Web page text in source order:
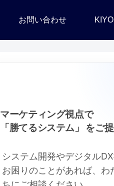
お問い合わせ
マーケティング視点で
「勝てるシステム」 をご
システム開発やデジタル
お困りのことがあれば、わ